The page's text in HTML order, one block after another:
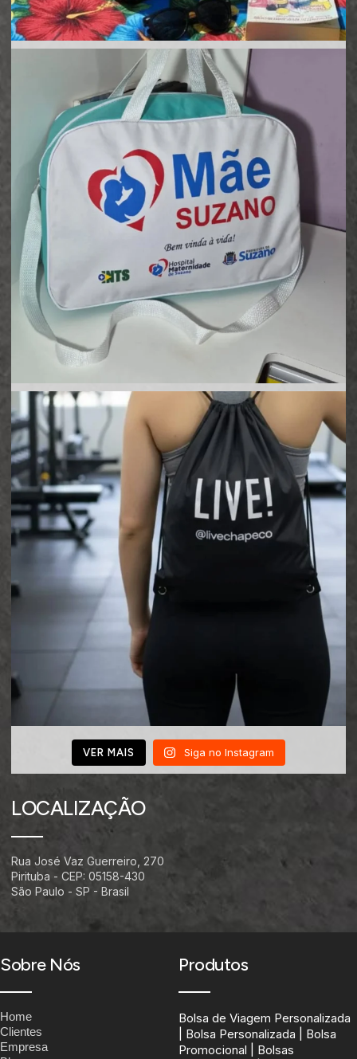
VER MAIS Siga no Instagram
LOCALIZAÇÃO
Rua José Vaz Guerreiro, 270
Pirituba - CEP: 05158-430
São Paulo - SP - Brasil
Sobre Nós
Home
Clientes
Empresa
Produtos
Bolsa de Viagem Personalizada
| Bolsa Personalizada | Bolsa
Promocional | Bolsas